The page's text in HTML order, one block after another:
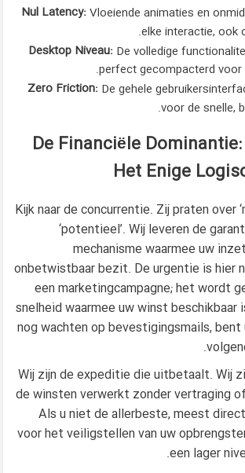
Nul Latency: Vloeiende animaties en
elke interactie, ook
Desktop Niveau: De volledige
perfect gecompacterd voor
Zero Friction: De gehele
voor de snelle,
De Financiële
Het Enige
Kijk naar de concurrentie. Zij praten over
‘potentieel’. Wij leveren de
mechanisme waarmee uw
onbetwistbaar bezit. De urgentie is hier
een marketingcampagne; het wordt
snelheid waarmee uw winst beschikbaar
nog wachten op bevestigingsmails,
Wij zijn de expeditie die uitbetaalt. Wij
de winsten verwerkt zonder vertraging
Als u niet de allerbeste, meest
voor het veiligstellen van uw
een lager